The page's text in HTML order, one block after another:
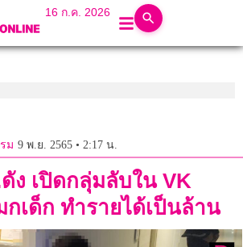
16 ก.ค. 2026
ม 9 พ.ย. 2565 • 2:17 น.
ง เปิดกลุ่มลับใน VK
เด็ก ทำรายได้เป็นล้าน